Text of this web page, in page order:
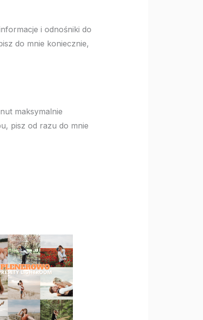
i odnośniki do
do mnie koniecznie,
maksymalnie
pisz od razu do mnie